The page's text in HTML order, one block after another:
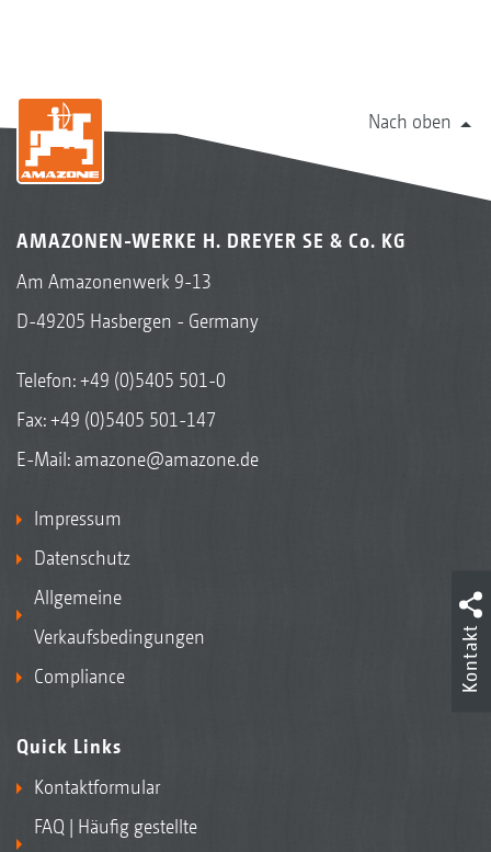
Nach oben
AMAZONEN-WERKE H. DREYER SE & Co. KG
Am Amazonenwerk 9-13
D-49205 Hasbergen - Germany
Telefon:+49 (0)5405 501-0
Fax: +49 (0)5405 501-147
E-Mail: amazone@amazone.de
Impressum
Datenschutz
Allgemeine
Verkaufsbedingungen
Compliance
Quick Links
Kontaktformular
FAQ | Häufig gestellte
Kontakt